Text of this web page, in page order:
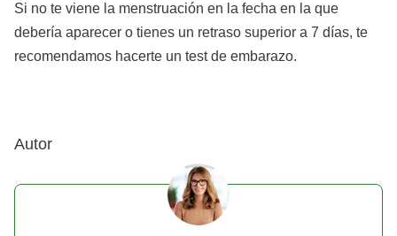
Si no te viene la menstruación en la fecha en la que
debería aparecer o tienes un retraso superior a 7 días, te
recomendamos hacerte un test de embarazo.
Autor